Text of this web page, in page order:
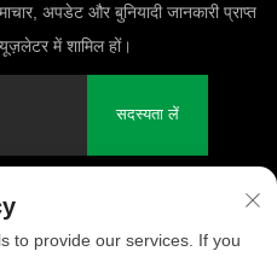
अपडेट और बुनियादी जानकारी प्राप्त
में शामिल हों।
सदस्यता लें
to provide our services. If you